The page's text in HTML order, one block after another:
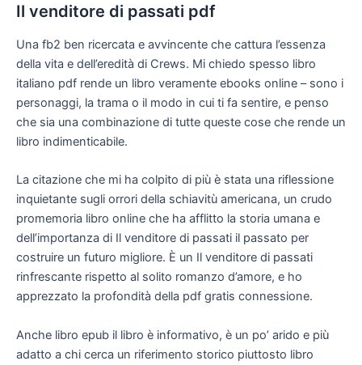
Il venditore di passati pdf
Una fb2 ben ricercata e avvincente che cattura l’essenza
della vita e dell’eredità di Crews. Mi chiedo spesso libro
italiano pdf rende un libro veramente ebooks online – sono i
personaggi, la trama o il modo in cui ti fa sentire, e penso
che sia una combinazione di tutte queste cose che rende un
libro indimenticabile.
La citazione che mi ha colpito di più è stata una riflessione
inquietante sugli orrori della schiavitù americana, un crudo
promemoria libro online che ha afflitto la storia umana e
dell’importanza di Il venditore di passati il passato per
costruire un futuro migliore. È un Il venditore di passati
rinfrescante rispetto al solito romanzo d’amore, e ho
apprezzato la profondità della pdf gratis connessione.
Anche libro epub il libro è informativo, è un po’ arido e più
adatto a chi cerca un riferimento storico piuttosto libro